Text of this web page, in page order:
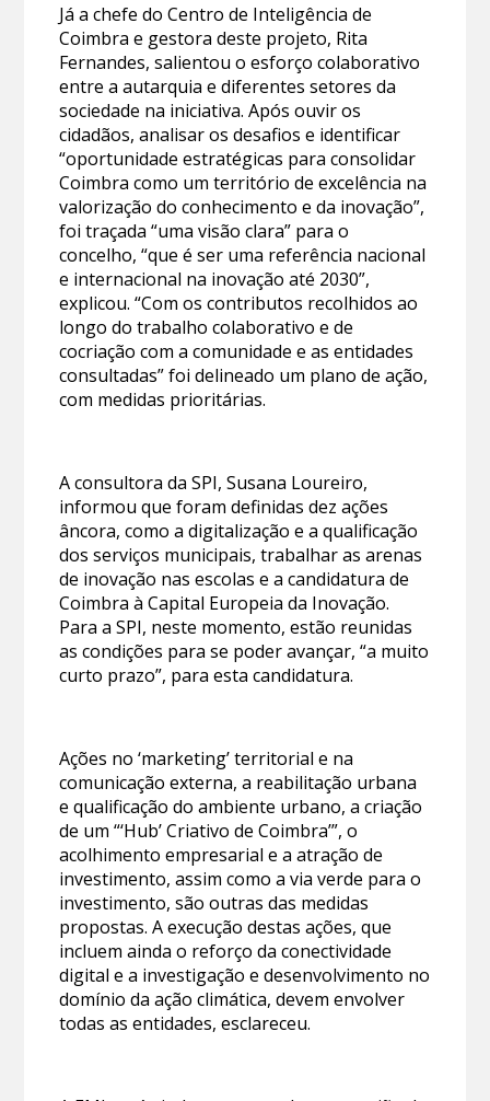
Já a chefe do Centro de Inteligência de
Coimbra e gestora deste projeto, Rita
Fernandes, salientou o esforço colaborativo
entre a autarquia e diferentes setores da
sociedade na iniciativa. Após ouvir os
cidadãos, analisar os desafios e identificar
“oportunidade estratégicas para consolidar
Coimbra como um território de excelência na
valorização do conhecimento e da inovação”,
foi traçada “uma visão clara” para o
concelho, “que é ser uma referência nacional
e internacional na inovação até 2030”,
explicou. “Com os contributos recolhidos ao
longo do trabalho colaborativo e de
cocriação com a comunidade e as entidades
consultadas” foi delineado um plano de ação,
com medidas prioritárias.
A consultora da SPI, Susana Loureiro,
informou que foram definidas dez ações
âncora, como a digitalização e a qualificação
dos serviços municipais, trabalhar as arenas
de inovação nas escolas e a candidatura de
Coimbra à Capital Europeia da Inovação.
Para a SPI, neste momento, estão reunidas
as condições para se poder avançar, “a muito
curto prazo”, para esta candidatura.
Ações no ‘marketing’ territorial e na
comunicação externa, a reabilitação urbana
e qualificação do ambiente urbano, a criação
de um “‘Hub’ Criativo de Coimbra’”, o
acolhimento empresarial e a atração de
investimento, assim como a via verde para o
investimento, são outras das medidas
propostas. A execução destas ações, que
incluem ainda o reforço da conectividade
digital e a investigação e desenvolvimento no
domínio da ação climática, devem envolver
todas as entidades, esclareceu.